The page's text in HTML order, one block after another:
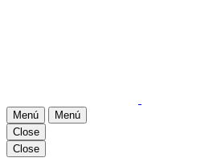
Menú
Menú
Close
Close